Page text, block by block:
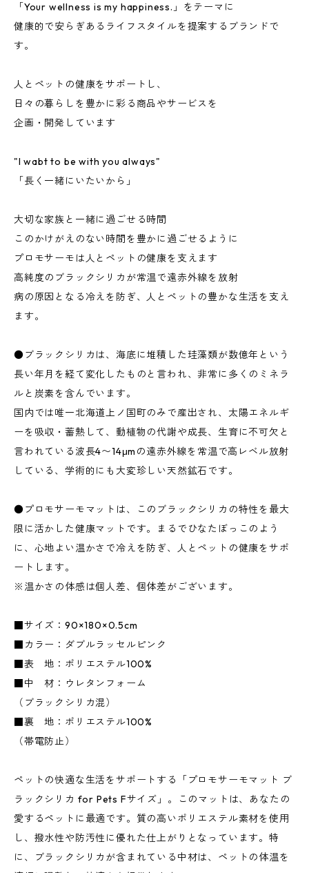
「Your wellness is my happiness.」をテーマに
健康的で安らぎあるライフスタイルを提案するブランドで
す。
人とペットの健康をサポートし、
日々の暮らしを豊かに彩る商品やサービスを
企画・開発しています
"I wabt to be with you always"
「長く一緒にいたいから」
大切な家族と一緒に過ごせる時間
このかけがえのない時間を豊かに過ごせるように
プロモサーモは人とペットの健康を支えます
高純度のブラックシリカが常温で遠赤外線を放射
病の原因となる冷えを防ぎ、人とペットの豊かな生活を支え
ます。
●ブラックシリカは、海底に堆積した珪藻類が数億年という
長い年月を経て変化したものと言われ、非常に多くのミネラ
ルと炭素を含んでいます。
国内では唯一北海道上ノ国町のみで産出され、太陽エネルギ
ーを吸収・蓄熱して、動植物の代謝や成長、生育に不可欠と
言われている波長4〜14μmの遠赤外線を常温で高レベル放射
している、学術的にも大変珍しい天然鉱石です。
●プロモサーモマットは、このブラックシリカの特性を最大
限に活かした健康マットです。まるでひなたぼっこのよう
に、心地よい温かさで冷えを防ぎ、人とペットの健康をサポ
ートします。
※温かさの体感は個人差、個体差がございます。
■サイズ：90×180×0.5cm
■カラー：ダブルラッセルピンク
■表 地：ポリエステル100%
■中 材：ウレタンフォーム
（ブラックシリカ混）
■裏 地：ポリエステル100%
（帯電防止）
ペットの快適な生活をサポートする「プロモサーモマット ブ
ラックシリカ for Pets Fサイズ」。このマットは、あなたの
愛するペットに最適です。質の高いポリエステル素材を使用
し、撥水性や防汚性に優れた仕上がりとなっています。特
に、ブラックシリカが含まれている中材は、ペットの体温を